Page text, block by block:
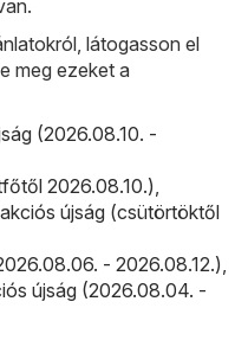
látogasson el
meg ezeket a
(2026.08.10. -
2026.08.10.)
újság (csütörtöktől
- 2026.08.12.)
újság (2026.08.04. -